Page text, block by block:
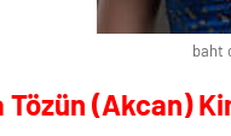
baht
Tözün (Akcan)